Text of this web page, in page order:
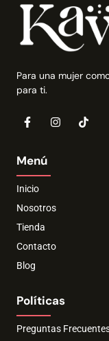
Para una mujer
para ti.
Menú
Inicio
Nosotros
Tienda
Contacto
Blog
Políticas
Preguntas